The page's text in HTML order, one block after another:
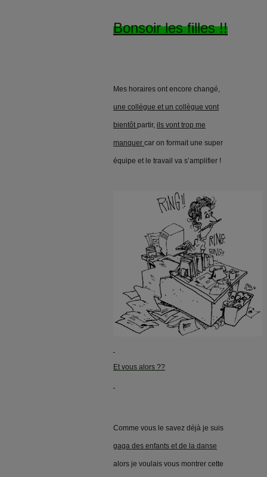
Bonsoir les filles !!
Mes horaires ont encore changé,
une collègue et un collègue vont
bientôt partir, ils vont trop me
manquer car on formait une super
équipe et le travail va s’amplifier !
Et vous alors ??
Comme vous le savez déjà je suis
gaga des enfants et de la danse
alors je voulais vous montrer cette